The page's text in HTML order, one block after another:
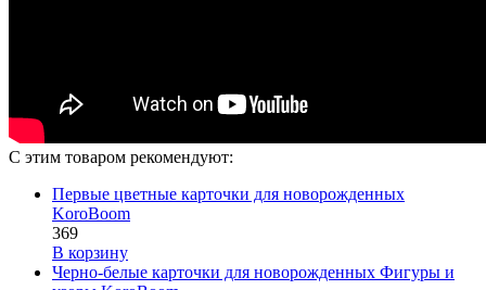
С этим товаром рекомендуют:
Первые цветные карточки для новорожденных
KoroBoom
369
В корзину
Черно-белые карточки для новорожденных Фигуры и